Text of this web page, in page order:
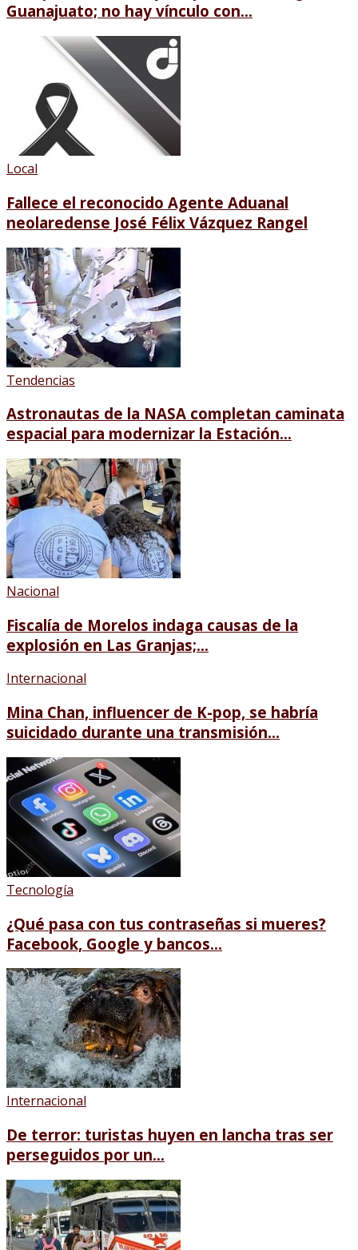
Guanajuato; no hay vínculo con...
Local
Fallece el reconocido Agente Aduanal
neolaredense José Félix Vázquez Rangel
Tendencias
Astronautas de la NASA completan caminata
espacial para modernizar la Estación...
Nacional
Fiscalía de Morelos indaga causas de la
explosión en Las Granjas;...
Internacional
Mina Chan, influencer de K-pop, se habría
suicidado durante una transmisión...
Tecnología
¿Qué pasa con tus contraseñas si mueres?
Facebook, Google y bancos...
Internacional
De terror: turistas huyen en lancha tras ser
perseguidos por un...